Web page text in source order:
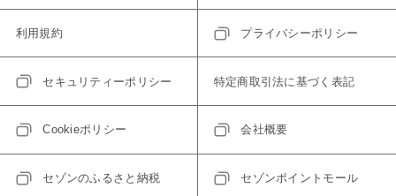
利用規約 プライバシーポリシー
セキュリティーポリシー 特定商取引法に基づく表記
Cookieポリシー 会社概要
セゾンのふるさと納税 セゾンポイントモール